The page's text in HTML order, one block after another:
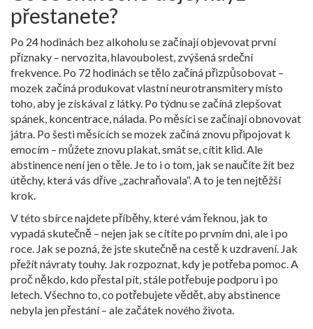
přestanete?
Po 24 hodinách bez alkoholu se začínají objevovat první
příznaky – nervozita, hlavoubolest, zvýšená srdeční
frekvence. Po 72 hodinách se tělo začíná přizpůsobovat –
mozek začíná produkovat vlastní neurotransmitery místo
toho, aby je získával z látky. Po týdnu se začíná zlepšovat
spánek, koncentrace, nálada. Po měsíci se začínají obnovovat
játra. Po šesti měsících se mozek začíná znovu připojovat k
emocím – můžete znovu plakat, smát se, cítit klid. Ale
abstinence není jen o těle. Je to i o tom, jak se naučíte žít bez
útěchy, která vás dříve „zachraňovala“. A to je ten nejtěžší
krok.
V této sbírce najdete příběhy, které vám řeknou, jak to
vypadá skutečně – nejen jak se cítíte po prvním dni, ale i po
roce. Jak se pozná, že jste skutečně na cestě k uzdravení. Jak
přežít návraty touhy. Jak rozpoznat, kdy je potřeba pomoc. A
proč někdo, kdo přestal pít, stále potřebuje podporu i po
letech. Všechno to, co potřebujete vědět, aby abstinence
nebyla jen přestání – ale začátek nového života.